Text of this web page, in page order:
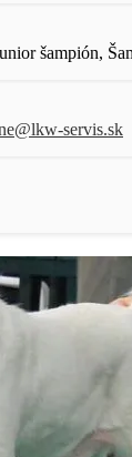
šampión,
servis.sk